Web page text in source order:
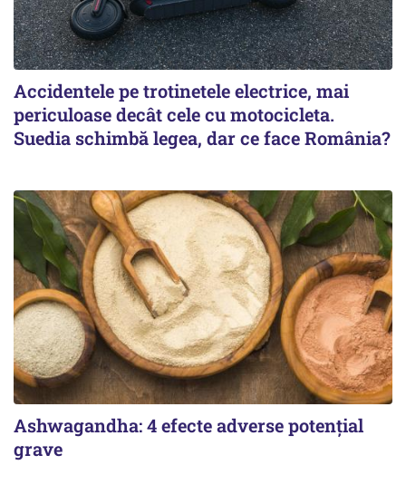
Accidentele pe trotinetele electrice, mai
periculoase decât cele cu motocicleta.
Suedia schimbă legea, dar ce face România?
Ashwagandha: 4 efecte adverse potențial
grave